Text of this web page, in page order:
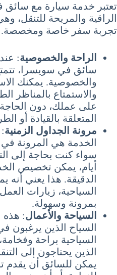
تعتبر خدمة سيارة مع
الراقية والمريحة للتنقل،
تجربة سفر خاصة ومخصصة.
الراحة والخصوصية:
سائق في سويسرا،
والخصوصية. يمكنك
والاستمتاع بالمناظر
على عملك، دون
المتعلقة بالقيادة أو
مرونة الجداول الزمنية
الخدمة هي المرونة في
سواء كنت بحاجة إلى
أيام، يمكن تخصيص
الدقيقة. هذا يعني
السياحية، زيارات
بمرونة وسهولة.
السياحة والأعمال: هذه
السياح الذين يرغبون
السياحية براحة
الذين يحتاجون إلى
يمكن للسائق أن يقدم